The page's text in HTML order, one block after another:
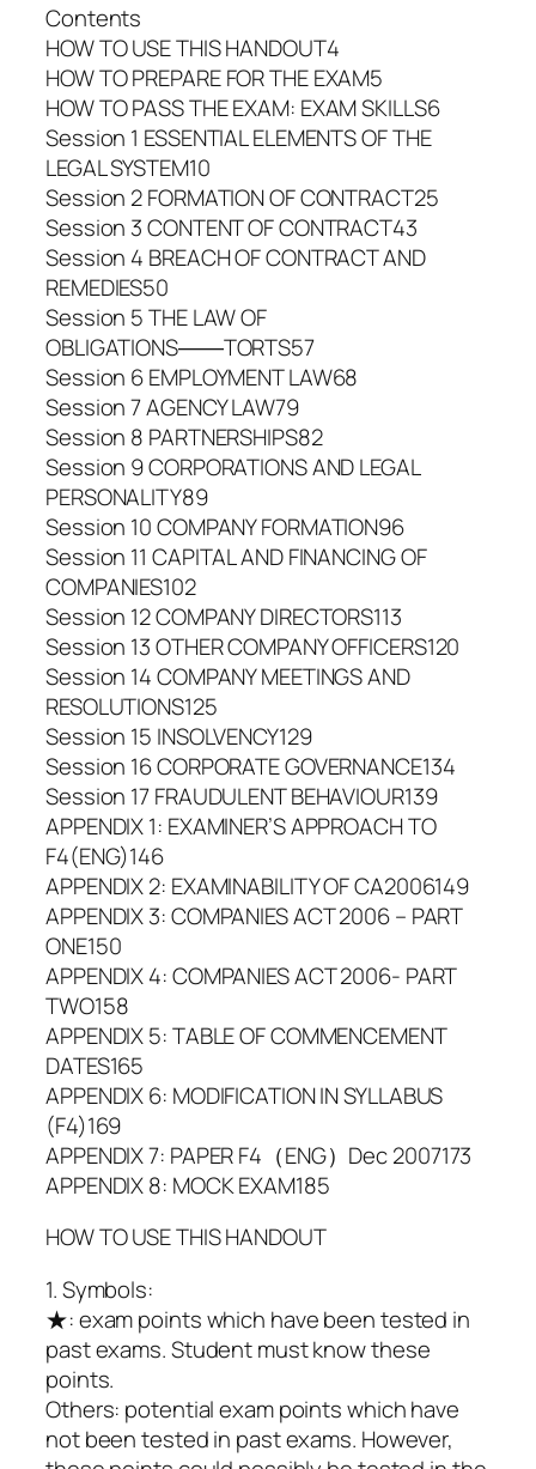
Contents
HOW TO USE THIS HANDOUT4
HOW TO PREPARE FOR THE EXAM5
HOW TO PASS THE EXAM: EXAM SKILLS6
Session 1 ESSENTIAL ELEMENTS OF THE
LEGAL SYSTEM10
Session 2 FORMATION OF CONTRACT25
Session 3 CONTENT OF CONTRACT43
Session 4 BREACH OF CONTRACT AND
REMEDIES50
Session 5 THE LAW OF
OBLIGATIONS――TORTS57
Session 6 EMPLOYMENT LAW68
Session 7 AGENCY LAW79
Session 8 PARTNERSHIPS82
Session 9 CORPORATIONS AND LEGAL
PERSONALITY89
Session 10 COMPANY FORMATION96
Session 11 CAPITAL AND FINANCING OF
COMPANIES102
Session 12 COMPANY DIRECTORS113
Session 13 OTHER COMPANY OFFICERS120
Session 14 COMPANY MEETINGS AND
RESOLUTIONS125
Session 15 INSOLVENCY129
Session 16 CORPORATE GOVERNANCE134
Session 17 FRAUDULENT BEHAVIOUR139
APPENDIX 1: EXAMINER’S APPROACH TO
F4(ENG)146
APPENDIX 2: EXAMINABILITY OF CA2006149
APPENDIX 3: COMPANIES ACT 2006 – PART
ONE150
APPENDIX 4: COMPANIES ACT 2006- PART
TWO158
APPENDIX 5: TABLE OF COMMENCEMENT
DATES165
APPENDIX 6: MODIFICATION IN SYLLABUS
(F4)169
APPENDIX 7: PAPER F4（ENG）Dec 2007173
APPENDIX 8: MOCK EXAM185
HOW TO USE THIS HANDOUT
1. Symbols:
★: exam points which have been tested in
past exams. Student must know these
points.
Others: potential exam points which have
not been tested in past exams. However,